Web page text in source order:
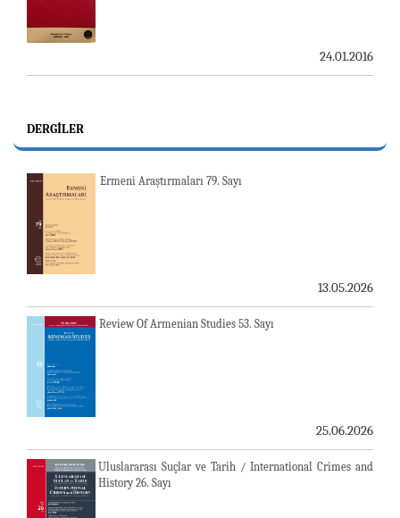
24.01.2016
DERGILER
Ermeni Araştırmaları 79. Sayı
13.05.2026
Review Of Armenian Studies 53. Sayı
25.06.2026
Uluslararası Suçlar ve Tarih / International Crimes and
History 26. Sayı